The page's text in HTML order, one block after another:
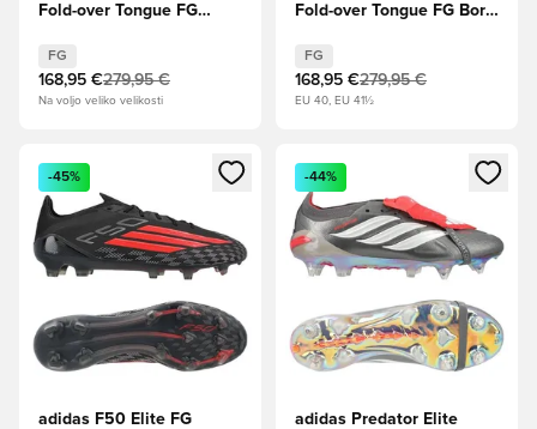
Fold-over Tongue FG
črna/Obutev Bela/Lucidno
rdeča
FG
168,95 €279,95 €
Na voljo veliko velikosti
Fold-over Tongue FG Born
rdeča/Jedro črna/Obutev
Bela
FG
168,95 €279,95 €
EU 40, EU 41½
Odpre Modal za prijavo ali vpis kot član
-45%
adidas F50 Elite FG
Odpre Modal za prijavo ali
-44%
adidas Predator Elite